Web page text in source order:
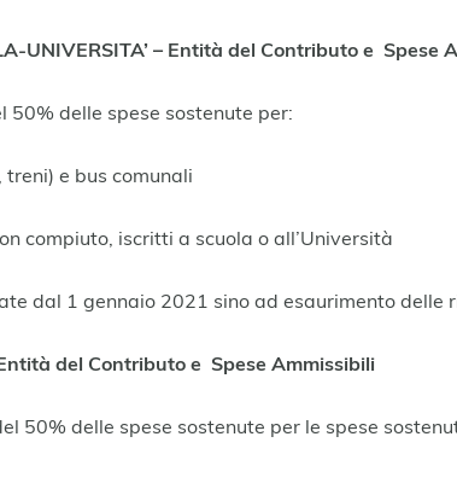
UNIVERSITA’ – Entità del Contributo e Spese
50% delle spese sostenute per:
e bus comunali
compiuto, iscritti a scuola o all’Università
dal 1 gennaio 2021 sino ad esaurimento delle
del Contributo e Spese Ammissibili
50% delle spese sostenute per le spese